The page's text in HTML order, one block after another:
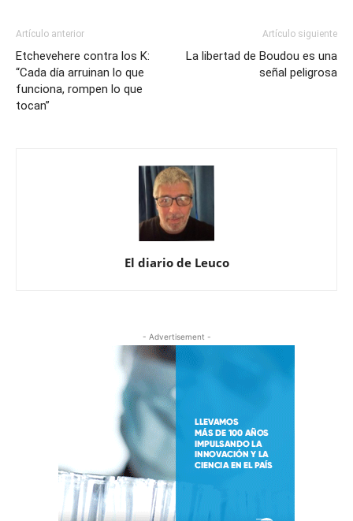
Artículo anterior
Etchevehere contra los K:
“Cada día arruinan lo que
funciona, rompen lo que
tocan”
Artículo siguiente
La libertad de Boudou es una
señal peligrosa
El diario de Leuco
- Advertisement -